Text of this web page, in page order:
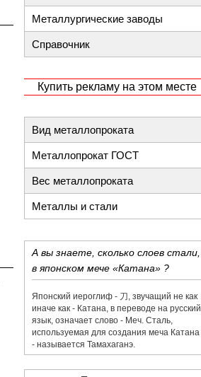
Металлургические заводы
Справочник
Купить рекламу на этом месте
Вид металлопроката
Металлопрокат ГОСТ
Вес металлопроката
Металлы и стали
А вы знаете, сколько слоев стали,
в японском мече «Катана» ?
Японский иероглиф - 刀,​ звучащий не как
иначе как - Катана, в переводе на русский
язык, означает слово - Меч. Сталь,
используемая для создания меча Катана
- называется Тамахаганэ.